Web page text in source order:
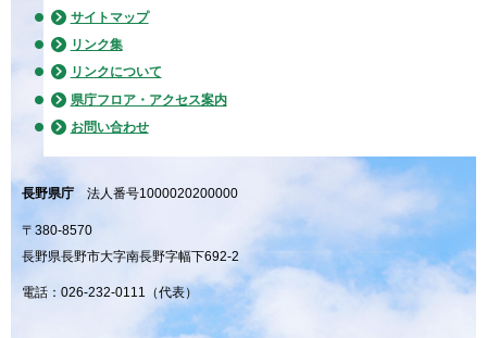
サイトマップ
リンク集
リンクについて
県庁フロア・アクセス案内
お問い合わせ
長野県庁 法人番号1000020200000
〒380-8570
長野県長野市大字南長野字幅下692-2
電話：026-232-0111（代表）